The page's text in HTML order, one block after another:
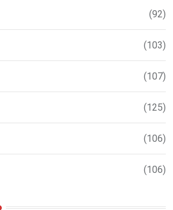
(92)
(103)
(107)
(125)
(106)
(106)